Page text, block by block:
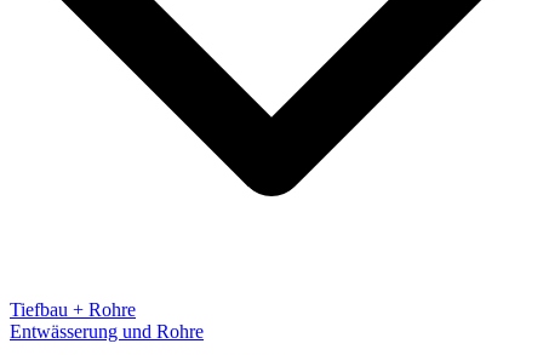
Tiefbau + Rohre
Entwässerung und Rohre